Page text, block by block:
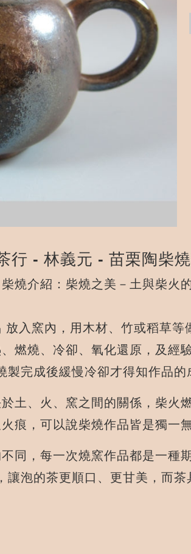
行 - 林義元 - 苗栗陶柴
燒介紹：柴燒之美－土與柴火
入窯內，用木材、竹或稻草
燃燒、冷卻、氧化還原，及經
製完成後緩慢冷卻才得知作品的
土、火、窯之間的關係，柴火
痕，可以說柴燒作品皆是獨一
同，每一次燒窯作品都是一種
讓泡的茶更順口、更甘美，而茶